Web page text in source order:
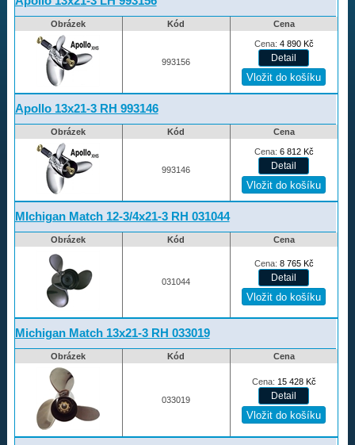
Vrtule
Vortex
Apollo
Michigan Match
Rapture
Volvo-Duo propellers
Amita
Redukční pouzdra XHS
Kontakty
Aktuality
Nákupní řád
Reklamační řád
Úvod
733 327 427
Obrázek Kód Cena
993156
Cena: 4 890 Kč
Apollo 13x21-3 RH 993146
Obrázek Kód Cena
993146
Cena: 6 812 Kč
MIchigan Match 12-3/4x21-3 RH 031044
Obrázek Kód Cena
031044
Cena: 8 765 Kč
Michigan Match 13x21-3 RH 033019
Obrázek Kód Cena
033019
Cena: 15 428 Kč